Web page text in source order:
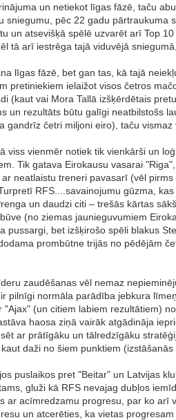
un netiekot līgas fāzē, taču
sniegumu, pēc 22 gadu
un atsevišķā spēlē uzvarēt arī Top
tā arī iestrēga tajā viduvējā
līgas fāzē, bet gan tas, kā tajā
pretiniekiem ielaižot visos četros
(kaut vai Mora Tallā izšķērdētais
un rezultāts būtu galīgi neatbilstošs
gandrīz četri miljoni eiro), taču
viss vienmēr notiek tik vienkārši un
Tik gatava Eirokausu vasarai
neatlaistu treneri pavasarī (vēl
RFS....savainojumu gūzma,
un daudzi citi – trešās kārtas
(no ziemas jaunieguvumiem
pussargi, bet izšķirošo spēli blakus
prombūtne trijās no pēdējām
zaudēšanas vēl nemaz
pilnīgi normāla parādība jebkura
(un citiem labiem rezultātiem)
haosa ziņā vairāk atgādināja
ar prātīgāku un tālredzīgāku
daži no šiem punktiem
puslaikos pret "Beitar" un Latvijas
gluži kā RFS nevajag dubļos
ar acīmredzamu progresu, par ko
un atcerēties, ka vietas